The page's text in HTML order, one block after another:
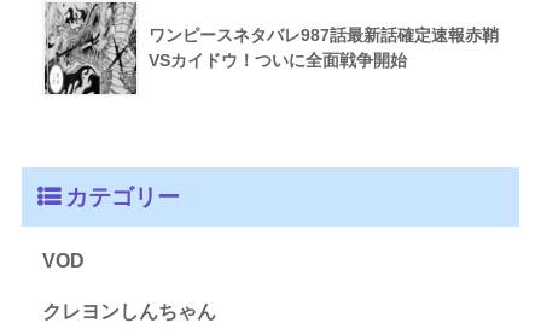
ワンピースネタバレ987話最新話確定速報赤鞘
VSカイドウ！ついに全面戦争開始
カテゴリー
VOD
クレヨンしんちゃん